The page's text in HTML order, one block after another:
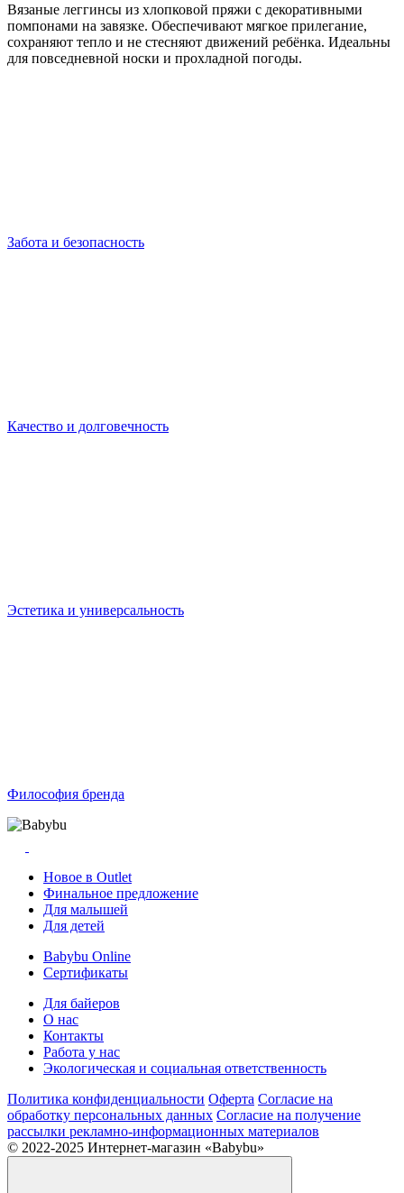
Вязаные леггинсы из хлопковой пряжи с декоративными
помпонами на завязке. Обеспечивают мягкое прилегание,
сохраняют тепло и не стесняют движений ребёнка. Идеальны
для повседневной носки и прохладной погоды.
Забота и безопасность
Качество и долговечность
Эстетика и универсальность
Философия бренда
Новое в Outlet
Финальное предложение
Для малышей
Для детей
Babybu Online
Сертификаты
Для байеров
О нас
Контакты
Работа у нас
Экологическая и социальная ответственность
Политика конфиденциальности Оферта Согласие на
обработку персональных данных Согласие на получение
рассылки рекламно-информационных материалов
© 2022-2025 Интернет-магазин «Babybu»